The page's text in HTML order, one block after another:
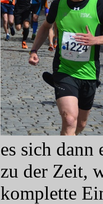
es sich dann
zu der Zeit,
komplette